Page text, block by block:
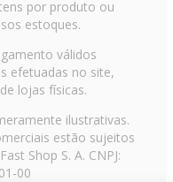
por produto ou
estoques.
válidos
efetuadas no site,
lojas físicas.
ilustrativas.
estão sujeitos
Shop S. A. CNPJ:
00